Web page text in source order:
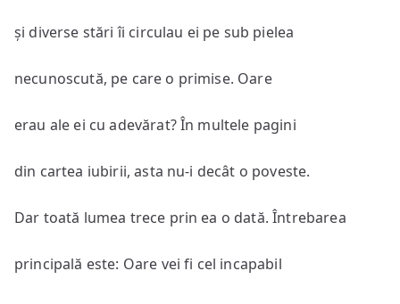
și diverse stări îi circulau ei pe sub pielea
necunoscută, pe care o primise. Oare
erau ale ei cu adevărat? În multele pagini
din cartea iubirii, asta nu-i decât o poveste.
Dar toată lumea trece prin ea o dată. Întrebarea
principală este: Oare vei fi cel incapabil